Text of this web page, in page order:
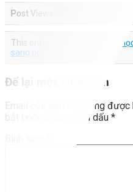
Post Views:
This entry was posted in Tin
sang pdf
Để lại một bình luận
Email của bạn sẽ không được
bắt buộc được đánh dấu *